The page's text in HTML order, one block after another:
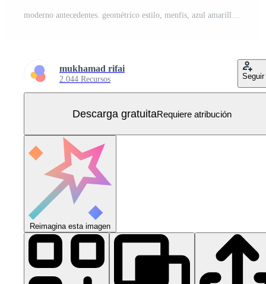
moderno antecedentes. geométrico estilo, menfis, azul amarillo gradación, zoom, historietas Vector Gratis
mukhamad rifai
2.044 Recursos Seguir
Descarga gratuitaRequiere atribución
Reimagina esta imagen